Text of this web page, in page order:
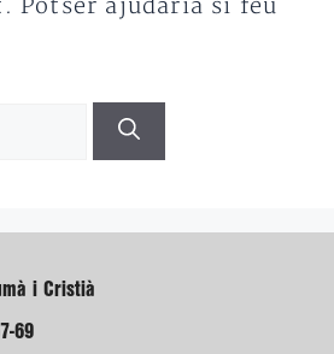
Potser ajudaria si feu
i Cristià
69